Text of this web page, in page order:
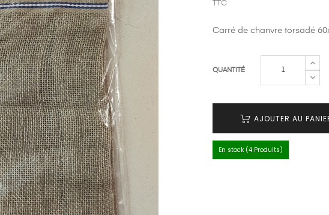
TTC
Carré de chanvre torsadé
QUANTITÉ
AJOUTER AU
En stock (4 Produits)